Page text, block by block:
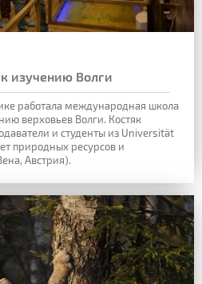
изучению Волги
работала международная школа
верховьев Волги. Костяк
и студенты из Universität
природных ресурсов и
Австрия).